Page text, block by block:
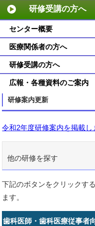
研修受講の方へ
センター概要
医療関係者の方へ
研修受講の方へ
広報・各種資料のご案内
研修案内更新
令和2年度研修案内を掲載し
他の研修を探す
下記のボタンをクリックす
ます。
歯科医師・歯科医療従事者